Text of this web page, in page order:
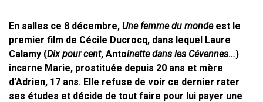
En salles ce 8 décembre, Une femme du monde est le
premier film de Cécile Ducrocq, dans lequel Laure
Calamy (Dix pour cent, Antoinette dans les Cévennes…)
incarne Marie, prostituée depuis 20 ans et mère
d’Adrien, 17 ans. Elle refuse de voir ce dernier rater
ses études et décide de tout faire pour lui payer une